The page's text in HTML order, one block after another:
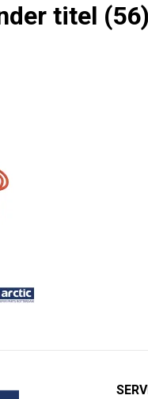
titel (56)